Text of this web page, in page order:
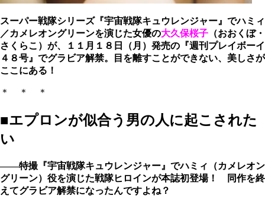
スーパー戦隊シリーズ『宇宙戦隊キュウレンジャー』でハミィ
／カメレオングリーンを演じた女優の大久保桜子 （おおくぼ・
さくらこ）が、１１月１８日（月）発売の『週刊プレイボーイ
４８号』でグラビア解禁。目を離すことができない、美しさが
ここにある！
＊ ＊ ＊
■エプロンが似合う男の人に起こされた
い
――特撮『宇宙戦隊キュウレンジャー』でハミィ（カメレオン
グリーン）役を演じた戦隊ヒロインが本誌初登場！ 同作を終
えてグラビア解禁になったんですよね？